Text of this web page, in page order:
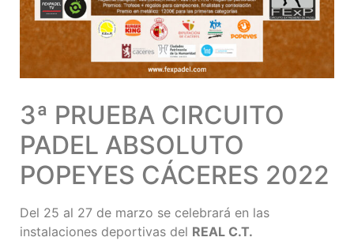
3ª PRUEBA CIRCUITO
PADEL ABSOLUTO
POPEYES CÁCERES 2022
Del 25 al 27 de marzo se celebrará en las
instalaciones deportivas del REAL C.T.